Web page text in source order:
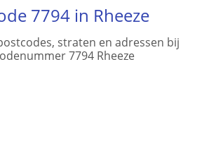
7794 in Rheeze
straten en adressen bij
7794 Rheeze